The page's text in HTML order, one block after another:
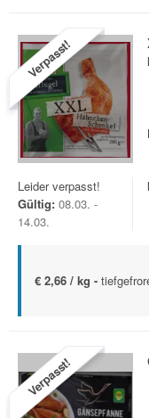
Verpasst!
Leider verpasst!
Gültig: 08.03. -
14.03.
€ 2,66 / kg -
Verpasst!